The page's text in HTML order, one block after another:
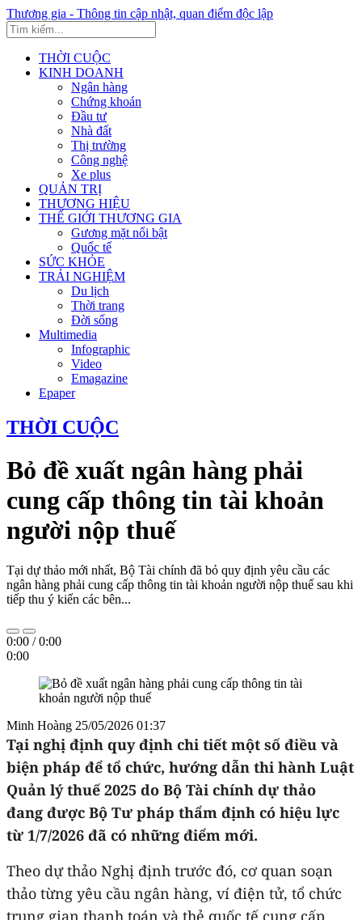
Thương gia - Thông tin cập nhật, quan điểm độc lập
THỜI CUỘC
KINH DOANH
Ngân hàng
Chứng khoán
Đầu tư
Nhà đất
Thị trường
Công nghệ
Xe plus
QUẢN TRỊ
THƯƠNG HIỆU
THẾ GIỚI THƯƠNG GIA
Gương mặt nổi bật
Quốc tế
SỨC KHỎE
TRẢI NGHIỆM
Du lịch
Thời trang
Đời sống
Multimedia
Infographic
Video
Emagazine
Epaper
THỜI CUỘC
Bỏ đề xuất ngân hàng phải
cung cấp thông tin tài khoản
người nộp thuế
Tại dự thảo mới nhất, Bộ Tài chính đã bỏ quy định yêu cầu các
ngân hàng phải cung cấp thông tin tài khoản người nộp thuế sau khi
tiếp thu ý kiến các bên...
0:00 /0:00
0:00
Minh Hoàng 25/05/2026 01:37
Tại nghị định quy định chi tiết một số điều và
biện pháp để tổ chức, hướng dẫn thi hành Luật
Quản lý thuế 2025 do Bộ Tài chính dự thảo
đang được Bộ Tư pháp thẩm định có hiệu lực
từ 1/7/2026 đã có những điểm mới.
Theo dự thảo Nghị định trước đó, cơ quan soạn
thảo từng yêu cầu ngân hàng, ví điện tử, tổ chức
trung gian thanh toán và thẻ quốc tế cung cấp